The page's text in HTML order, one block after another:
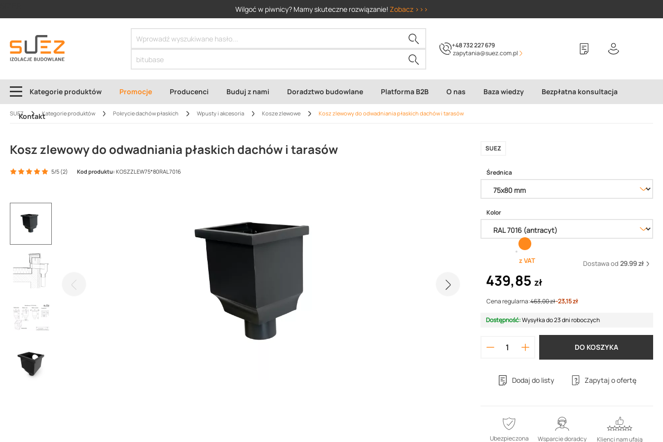
Wilgoć w piwnicy? Mamy skuteczne rozwiązanie! Zobacz >>>
+48 732 227 679
zapytania@suez.com.pl
Kategorie produktów Promocje Producenci Buduj z nami Doradztwo budowlane Platforma B2B O nas Baza wiedzy Bezpłatna konsultacja
Kontakt
SUEZ Kategorie produktów Pokrycie dachów płaskich Wpusty i akcesoria Kosze zlewowe Kosz zlewowy do odwadniania płaskich dachów i tarasów
Kosz zlewowy do odwadniania płaskich dachów i tarasów SUEZ
5/5 (2) Kod produktu: KOSZZLEW75*80RAL7016 Średnica
Kolor
z VAT Dostawa od 29.99 zł
439,85 zł
Cena regularna:463,00 zł-23,15 zł
Dostępność:Wysyłka do 23 dni roboczych
DO KOSZYKA
Dodaj do listy Zapytaj o ofertę
Ubezpieczona
Wsparcie doradcy
Klienci nam ufają